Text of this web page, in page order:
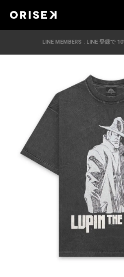
LINE MEMBERS : LINE 登録で